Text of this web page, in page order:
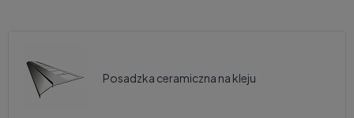
Posadzka ceramiczna na kleju